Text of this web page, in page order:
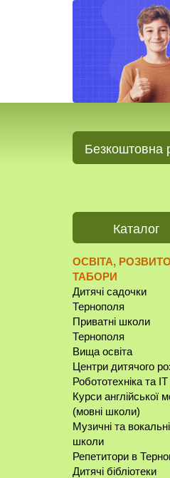
Безкоштовна
Каталог
ОСВІТА,
ТАБОРИ
Дитячі садочки
Тернополя
Приватні школи
Тернополя
Вища освіта
Центри дитячого
Робототехніка та IT
Курси англійської
(мовні школи)
Музичні та вокальні
школи
Репетитори в
Дитячі бібліотеки